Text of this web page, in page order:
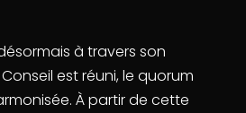
à travers son
est réuni, le quorum
À partir de cette